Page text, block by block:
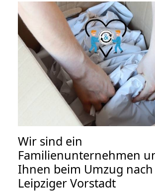
Wir sind ein
Familienunternehmen
Ihnen beim Umzug nach
Leipziger Vorstadt